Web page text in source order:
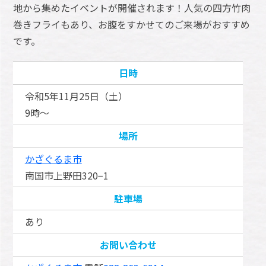
地から集めたイベントが開催されます！人気の四方竹肉
巻きフライもあり、お腹をすかせてのご来場がおすすめ
です。
日時
令和5年11月25日（土）
9時～
場所
かざぐるま市
南国市上野田320−1
駐車場
あり
お問い合わせ